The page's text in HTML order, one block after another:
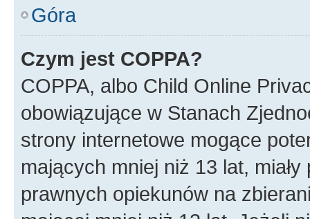
Góra
Czym jest COPPA?
COPPA, albo Child Online
obowiązujące w Stanach
strony internetowe mogące
mających mniej niż 13 lat,
prawnych opiekunów na